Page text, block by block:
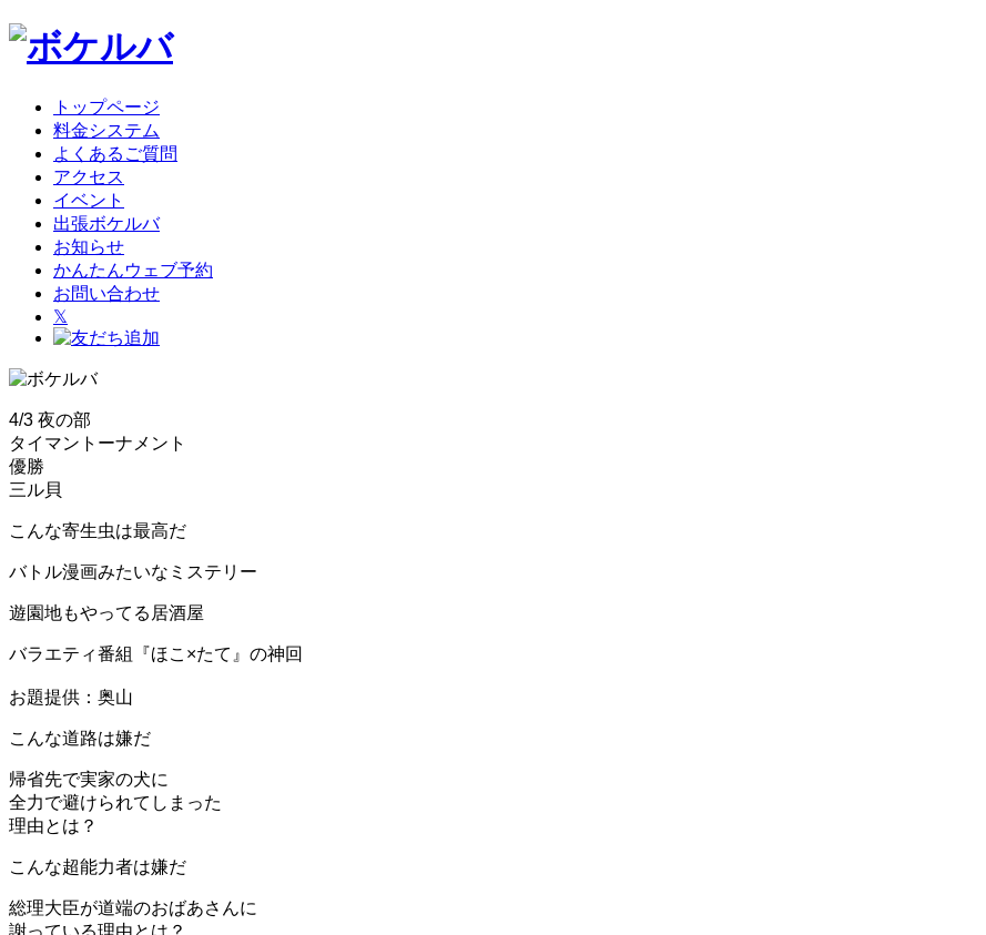
トップページ
料金システム
よくあるご質問
アクセス
イベント
出張ボケルバ
お知らせ
かんたんウェブ予約
お問い合わせ
𝕏
4/3 夜の部
タイマントーナメント
優勝
三ル貝
こんな寄生虫は最高だ
バトル漫画みたいなミステリー
遊園地もやってる居酒屋
バラエティ番組『ほこ×たて』の神回
お題提供：奥山
こんな道路は嫌だ
帰省先で実家の犬に
全力で避けられてしまった
理由とは？
こんな超能力者は嫌だ
総理大臣が道端のおばあさんに
謝っている理由とは？